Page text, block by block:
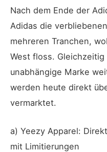
Nach dem Ende der
Adidas die
mehreren Tranchen,
West floss. Gleichzeitig
unabhängige Marke
werden heute direkt
vermarktet.
a) Yeezy Apparel:
mit Limitierungen